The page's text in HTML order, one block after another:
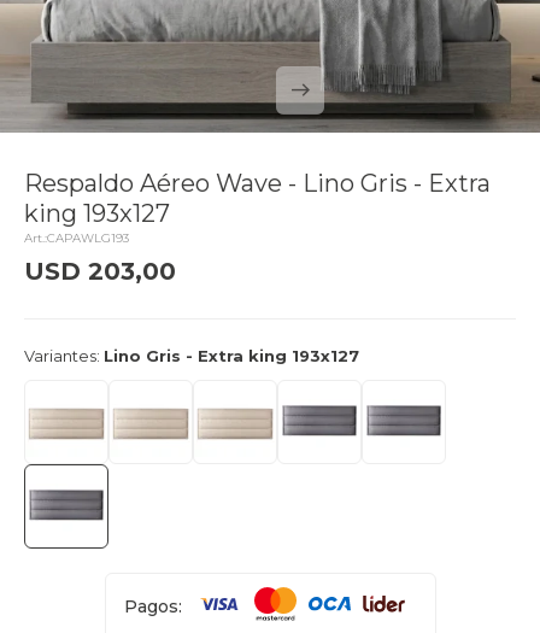
Respaldo Aéreo Wave - Lino Gris - Extra
king 193x127
CAPAWLG193
USD 203,00
Variantes: Lino Gris - Extra king 193x127
Pagos: